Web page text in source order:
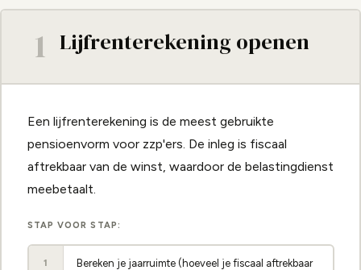
1 Lijfrenterekening openen
Een lijfrenterekening is de meest gebruikte
pensioenvorm voor zzp'ers. De inleg is fiscaal
aftrekbaar van de winst, waardoor de belastingdienst
meebetaalt.
STAP VOOR STAP:
1
Bereken je jaarruimte (hoeveel je fiscaal aftrekbaar